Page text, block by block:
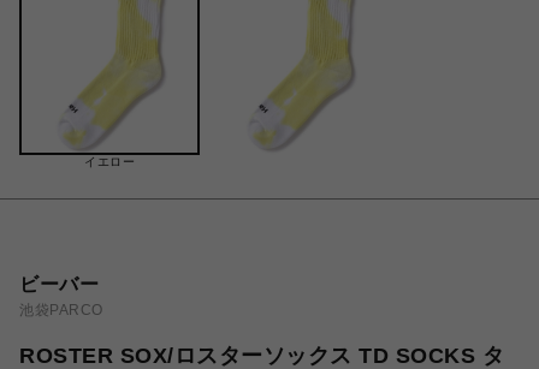
イエロー
ビーバー
池袋PARCO
ROSTER SOX/ロスターソックス TD SOCKS タ